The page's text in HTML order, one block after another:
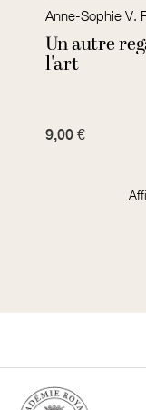
Anne-Sophie V.
Un autre
l'art
9,00 €